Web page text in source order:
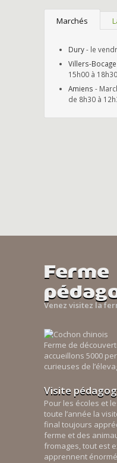
Marchés
Dury- le
Villers-Bocage
15h00 à 18h30
Amiens -
de 8h30 à
Ferme
Venez visitez la
Ferme de
accueillons 5000
curieuses de
Visite
Pour les écoles et
toute l’année la
final toujours
ferme et des
fromages, tout est
apprennent